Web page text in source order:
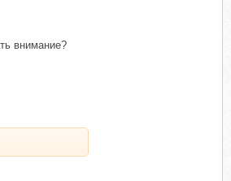
внимание?